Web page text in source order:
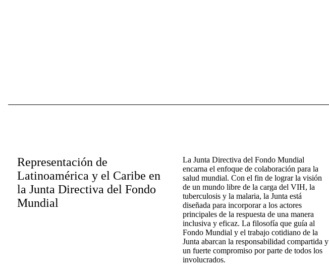
Representación de
Latinoamérica y el Caribe en
la Junta Directiva del Fondo
Mundial
La Junta Directiva del Fondo Mundial
encarna el enfoque de colaboración para la
salud mundial. Con el fin de lograr la visión
de un mundo libre de la carga del VIH, la
tuberculosis y la malaria, la Junta está
diseñada para incorporar a los actores
principales de la respuesta de una manera
inclusiva y eficaz. La filosofía que guía al
Fondo Mundial y el trabajo cotidiano de la
Junta abarcan la responsabilidad compartida y
un fuerte compromiso por parte de todos los
involucrados.